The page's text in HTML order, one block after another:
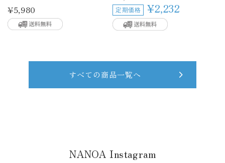
通
常
価
¥5,980
常
価
格
定期価格 ¥2,232
すべての商品一覧へ
NANOA Instagram